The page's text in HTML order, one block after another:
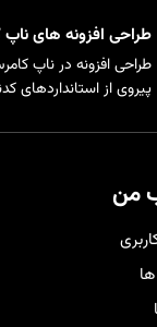
طراحی افزونه های
طراحی افزونه در ناپ
پیروی از استانداردهای
و اضافه کردن
من